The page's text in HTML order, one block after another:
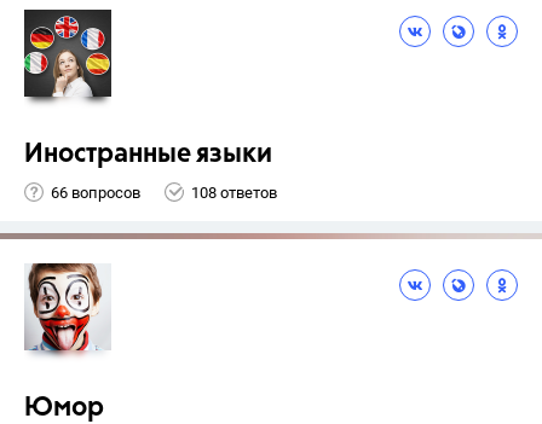
Иностранные языки
66 вопросов 108 ответов
Юмор